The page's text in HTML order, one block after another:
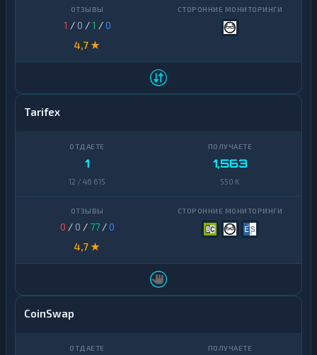
1 / 0 /1 /0
4,7 ★
Tarifex
1
12 / 46 615
1,563
550 K
0 / 0 / 77/0
4,7 ★
CoinSwap